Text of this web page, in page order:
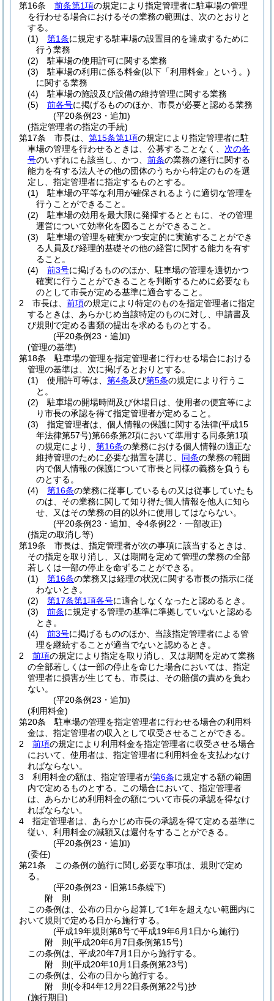
第16条
前条第1項の規定により指定管理者に駐車場の管理
を行わせる場合におけるその業務の範囲は、次のとおりと
する。
(1)
第1条に規定する駐車場の設置目的を達成するために
行う業務
(2)
駐車場の使用許可に関する業務
(3)
駐車場の利用に係る料金(以下「利用料金」という。)
に関する業務
(4)
駐車場の施設及び設備の維持管理に関する業務
(5)
前各号に掲げるもののほか、市長が必要と認める業務
(平20条例23・追加)
(指定管理者の指定の手続)
第17条
市長は、 第15条第1項の規定により指定管理者に駐
車場の管理を行わせるときは、公募することなく、 次の各
号のいずれにも該当し、かつ、 前条の業務の遂行に関する
能力を有する法人その他の団体のうちから特定のものを選
定し、指定管理者に指定するものとする。
(1)
駐車場の平等な利用が確保されるように適切な管理を
行うことができること。
(2)
駐車場の効用を最大限に発揮するとともに、その管理
運営について効率化を図ることができること。
(3)
駐車場の管理を確実かつ安定的に実施することができ
る人員及び経理的基礎その他の経営に関する能力を有す
ること。
(4)
前3号に掲げるもののほか、駐車場の管理を適切かつ
確実に行うことができることを判断するために必要なも
のとして市長が定める基準に適合すること。
2
市長は、 前項の規定により特定のものを指定管理者に指定
するときは、あらかじめ当該特定のものに対し、申請書及
び規則で定める書類の提出を求めるものとする。
(平20条例23・追加)
(管理の基準)
第18条
駐車場の管理を指定管理者に行わせる場合における
管理の基準は、次に掲げるとおりとする。
(1)
使用許可等は、 第4条及び第5条の規定により行うこ
と。
(2)
駐車場の開場時間及び休場日は、使用者の便宜等によ
り市長の承認を得て指定管理者が定めること。
(3)
指定管理者は、個人情報の保護に関する法律(平成15
年法律第57号)第66条第2項において準用する同条第1項
の規定により、 第16条の業務における個人情報の適正な
維持管理のために必要な措置を講じ、 同条の業務の範囲
内で個人情報の保護について市長と同様の義務を負うも
のとする。
(4)
第16条の業務に従事しているもの又は従事していたも
のは、その業務に関して知り得た個人情報を他人に知ら
せ、又はその業務の目的以外に使用してはならない。
(平20条例23・追加、令4条例22・一部改正)
(指定の取消し等)
第19条
市長は、指定管理者が次の事項に該当するときは、
その指定を取り消し、又は期間を定めて管理の業務の全部
若しくは一部の停止を命ずることができる。
(1)
第16条の業務又は経理の状況に関する市長の指示に従
わないとき。
(2)
第17条第1項各号に適合しなくなったと認めるとき。
(3)
前条に規定する管理の基準に準拠していないと認める
とき。
(4)
前3号に掲げるもののほか、当該指定管理者による管
理を継続することが適当でないと認めるとき。
2
前項の規定により指定を取り消し、又は期間を定めて業務
の全部若しくは一部の停止を命じた場合においては、指定
管理者に損害が生じても、市長は、その賠償の責めを負わ
ない。
(平20条例23・追加)
(利用料金)
第20条
駐車場の管理を指定管理者に行わせる場合の利用料
金は、指定管理者の収入として収受させることができる。
2
前項の規定により利用料金を指定管理者に収受させる場合
において、使用者は、指定管理者に利用料金を支払わなけ
ればならない。
3
利用料金の額は、指定管理者が第6条に規定する額の範囲
内で定めるものとする。
この場合において、指定管理者
は、あらかじめ利用料金の額について市長の承認を得なけ
ればならない。
4
指定管理者は、あらかじめ市長の承認を得て定める基準に
従い、利用料金の減額又は還付をすることができる。
(平20条例23・追加)
(委任)
第21条
この条例の施行に関し必要な事項は、規則で定め
る。
(平20条例23・旧第15条繰下)
附 則
この条例は、公布の日から起算して1年を超えない範囲内に
おいて規則で定める日から施行する。
(平成19年規則第8号で平成19年6月1日から施行)
附 則(平成20年6月7日条例第15号)
この条例は、平成20年7月1日から施行する。
附 則(平成20年10月1日条例第23号)
この条例は、公布の日から施行する。
附 則(令和4年12月22日条例第22号)抄
(施行期日)